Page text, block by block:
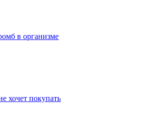
в организме
хочет покупать